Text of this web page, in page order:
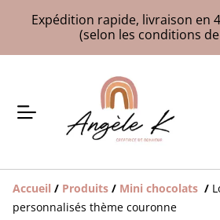
Expédition rapide, livraison en
(selon les conditions
Accueil / Produits / Mini chocolats /
personnalisés thème couronne